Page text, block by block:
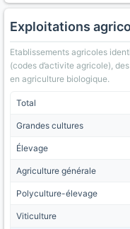
Exploitations
Etablissements agricoles
(codes d’activite agricole),
en agriculture biologique.
Total
Grandes cultures
Élevage
Agriculture générale
Polyculture-élevage
Viticulture